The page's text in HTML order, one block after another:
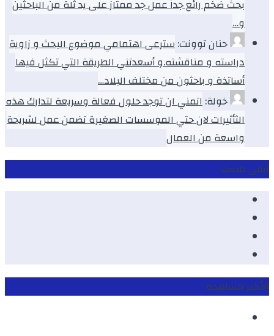
بحث ضخم رائع جداً عمل جد ممتاز على يد ثلة من الباحثين
و…
حنان توونت:سترعى اهتمامي موضوع البحث و زاوية
دراسته و مناقشته.و أسعدتني الطريقة التي تكثل فيها
أساتذة و باحثون من مختلف البلاد…
خولة:اتمني ان توجد حلول فعالة وسريعة لتدارك هذه
الثأثيرات لان حتي الموسسات الصغيرة تضمن عمل لشريحة
واسعة من العمال
ابقى متصلا
الأكثر مشاهدة